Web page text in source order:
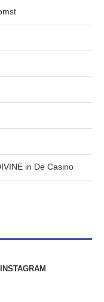
in De Casino
INSTAGRAM